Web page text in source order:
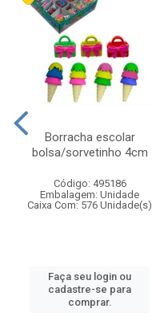
Borracha escolar
bolsa/sorvetinho 4cm
Código: 495186
Embalagem: Unidade
Caixa Com: 576 Unidade(s)
Faça seu login ou
cadastre-se para
comprar.